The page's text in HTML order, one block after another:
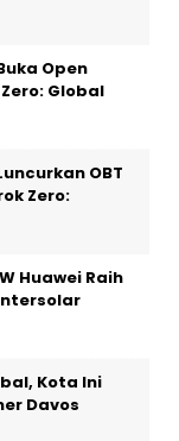
Open
Global
OBT
Zero:
Huawei Raih
Kota Ini
Davos